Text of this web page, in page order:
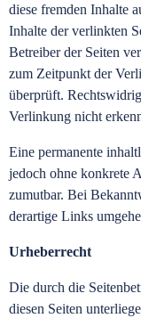
diese fremden Inhalte
Inhalte der verlinkten
Betreiber der Seiten
zum Zeitpunkt der
überprüft.
Verlinkung nicht
Eine permanente
jedoch ohne konkrete
zumutbar. Bei
derartige Links
Urheberrecht
Die durch die
diesen Seiten